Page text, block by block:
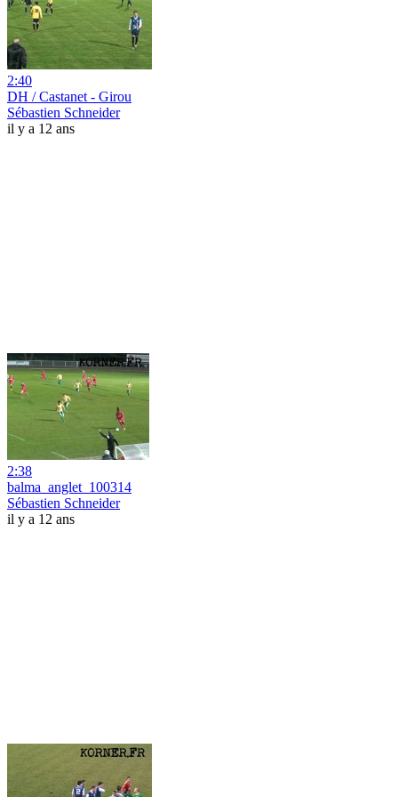
2:40
DH / Castanet - Girou
Sébastien Schneider
il y a 12 ans
2:38
balma_anglet_100314
Sébastien Schneider
il y a 12 ans